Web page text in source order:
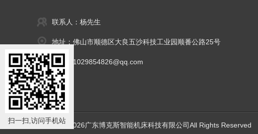
联系人：杨先生
地址：佛山市顺德区大良五沙科技工业园顺番公路25号
邮箱：1029854826@qq.com
传真：
版权所有©2026广东博克斯智能机床科技有限公司All Rights Reserved
扫一扫,访问手机站